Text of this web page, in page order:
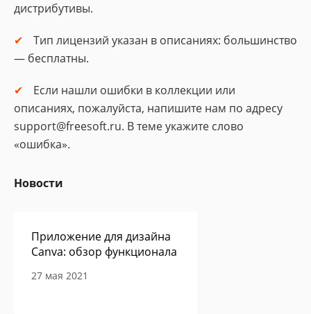
дистрибутивы.
Тип лицензий указан в описаниях: большинство
— бесплатны.
Если нашли ошибки в коллекции или
описаниях, пожалуйста, напишите нам по адресу
support@freesoft.ru. В теме укажите слово
«ошибка».
Новости
Приложение для дизайна
Canva: обзор функционала
27 мая 2021